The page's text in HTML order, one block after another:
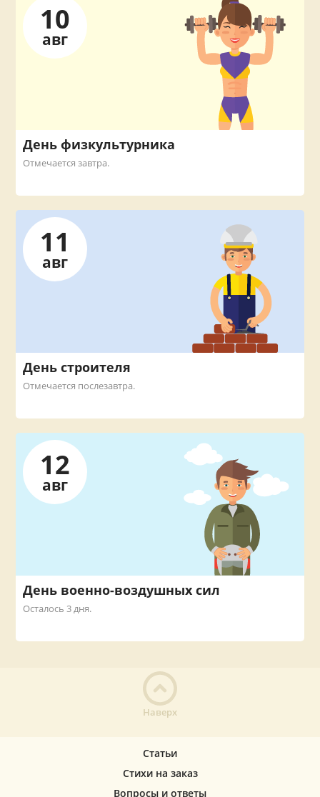
10
авг
День физкультурника
Отмечается завтра.
11
авг
День строителя
Отмечается послезавтра.
12
авг
День военно-воздушных сил
Осталось 3 дня.
Наверх
Статьи
Стихи на заказ
Вопросы и ответы